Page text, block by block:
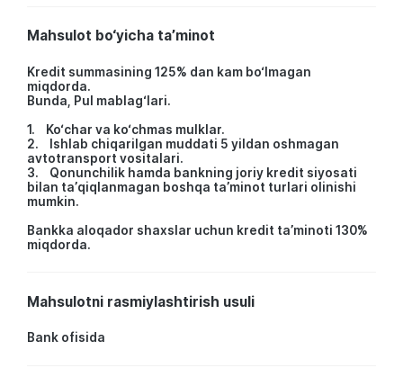
Mahsulot bo‘yicha ta’minot
Kredit summasining 125% dan kam bo‘lmagan
miqdorda.
Bunda, Pul mablag‘lari.
1. Ko‘char va ko‘chmas mulklar.
2. Ishlab chiqarilgan muddati 5 yildan oshmagan
avtotransport vositalari.
3. Qonunchilik hamda bankning joriy kredit siyosati
bilan ta’qiqlanmagan boshqa ta’minot turlari olinishi
mumkin.
Bankka aloqador shaxslar uchun kredit ta’minoti 130%
miqdorda.
Mahsulotni rasmiylashtirish usuli
Bank ofisida